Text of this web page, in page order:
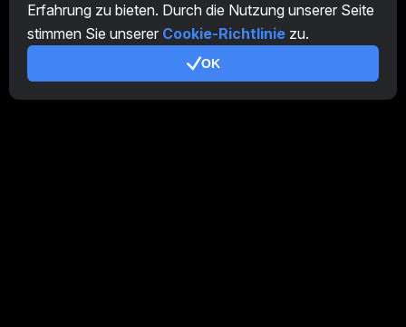
Erfahrung zu bieten. Durch die Nutzung unserer Seite
stimmen Sie unserer Cookie-Richtlinie zu.
OK
Partnerprogramm
Nutzungsbedingungen